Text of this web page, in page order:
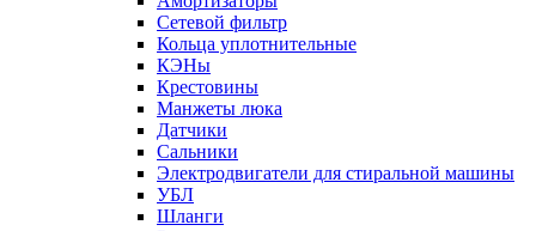
Сетевой фильтр
Кольца уплотнительные
КЭНы
Крестовины
Манжеты люка
Датчики
Сальники
Электродвигатели для стиральной машины
УБЛ
Шланги